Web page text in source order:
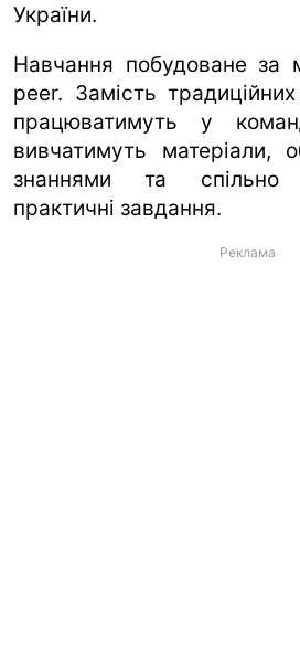
України.
Навчання побудоване за
peer. Замість
працюватимуть у
вивчатимуть матеріали,
знаннями та спільно
практичні завдання.
Реклама